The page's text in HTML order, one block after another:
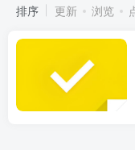
排序 更新 浏览